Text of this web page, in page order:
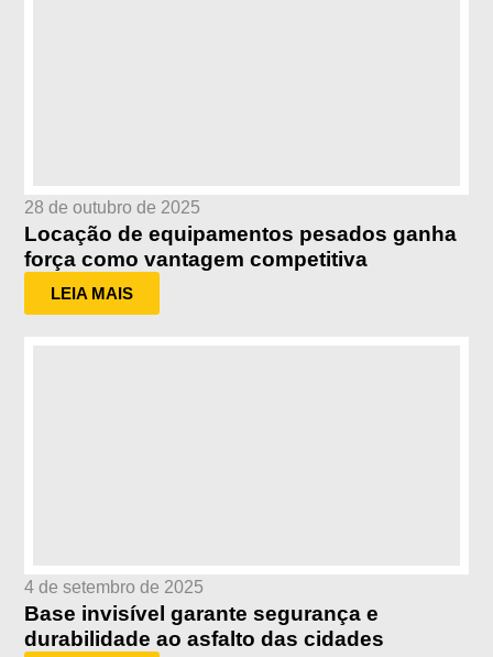
28 de outubro de 2025
Locação de equipamentos pesados ganha
força como vantagem competitiva
LEIA MAIS
4 de setembro de 2025
Base invisível garante segurança e
durabilidade ao asfalto das cidades